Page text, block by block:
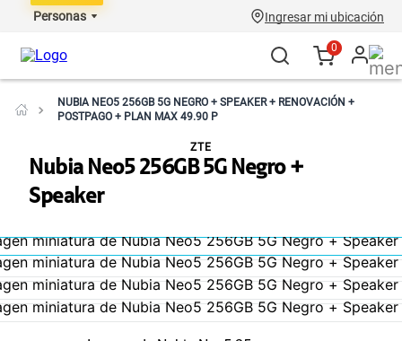
Personas Ingresar mi ubicación
0
NUBIA NEO5 256GB 5G NEGRO + SPEAKER + RENOVACIÓN +
POSTPAGO + PLAN MAX 49.90 P
Nubia Neo5 256GB 5G Negro +
Speaker
ZTE